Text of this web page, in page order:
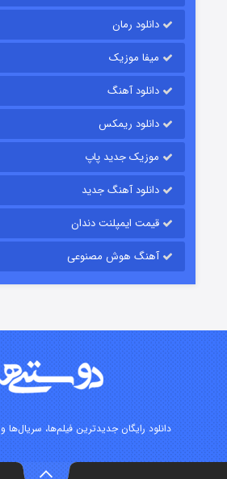
قسمت۱۵ (دوبله)
دانلود رمان
میفا موزیک
دانلود آهنگ
دانلود ریمکس
موزیک جدید پاپ
دانلود آهنگ جدید
قیمت ایمپلنت دندان
آهنگ هوش مصنوعی
دانلود رایگان جدیدترین فیلم‌ها،